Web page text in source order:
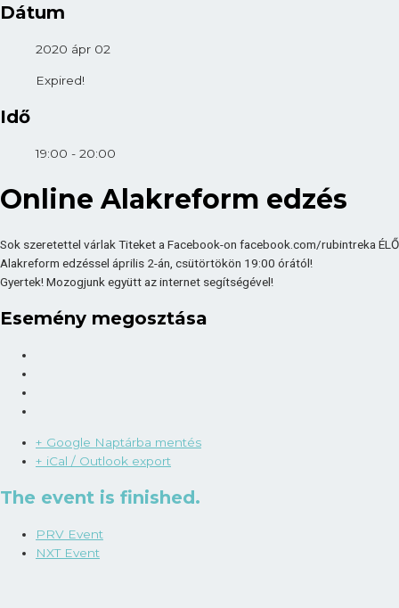
Dátum
2020 ápr 02
Expired!
Idő
19:00 - 20:00
Online Alakreform edzés
Sok szeretettel várlak Titeket a Facebook-on facebook.com/rubintreka ÉLŐ
Alakreform edzéssel április 2-án, csütörtökön 19:00 órától!
Gyertek! Mozogjunk együtt az internet segítségével!
Esemény megosztása
+ Google Naptárba mentés
+ iCal / Outlook export
The event is finished.
PRV Event
NXT Event